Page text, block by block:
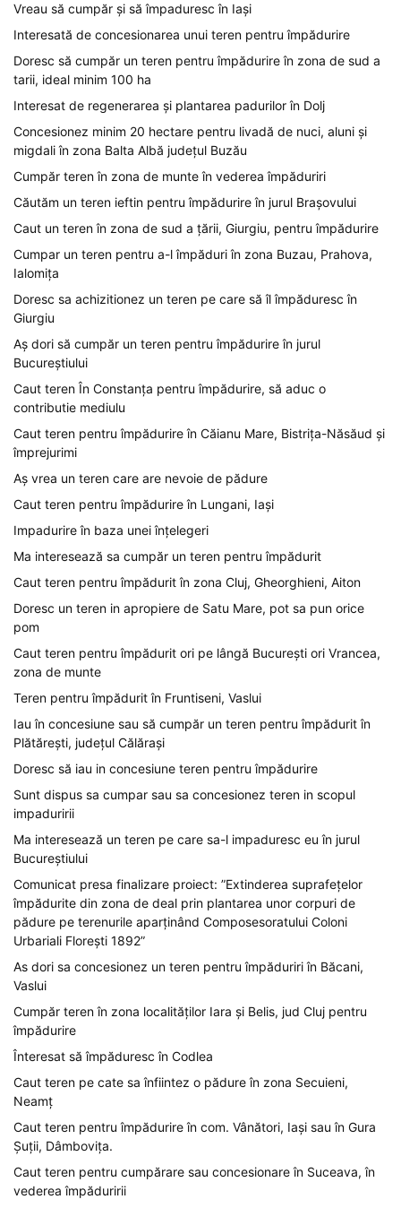
Vreau să cumpăr și să împaduresc în Iași
Interesată de concesionarea unui teren pentru împădurire
Doresc să cumpăr un teren pentru împădurire în zona de sud a
tarii, ideal minim 100 ha
Interesat de regenerarea și plantarea padurilor în Dolj
Concesionez minim 20 hectare pentru livadă de nuci, aluni și
migdali în zona Balta Albă județul Buzău
Cumpăr teren în zona de munte în vederea împăduriri
Căutăm un teren ieftin pentru împădurire în jurul Brașovului
Caut un teren în zona de sud a țării, Giurgiu, pentru împădurire
Cumpar un teren pentru a-l împăduri în zona Buzau, Prahova,
Ialomița
Doresc sa achizitionez un teren pe care să îl împăduresc în
Giurgiu
Aș dori să cumpăr un teren pentru împădurire în jurul
Bucureștiului
Caut teren În Constanța pentru împădurire, să aduc o
contributie mediulu
Caut teren pentru împădurire în Căianu Mare, Bistrița-Năsăud și
împrejurimi
Aș vrea un teren care are nevoie de pădure
Caut teren pentru împădurire în Lungani, Iași
Impadurire în baza unei înțelegeri
Ma interesează sa cumpăr un teren pentru împădurit
Caut teren pentru împădurit în zona Cluj, Gheorghieni, Aiton
Doresc un teren in apropiere de Satu Mare, pot sa pun orice
pom
Caut teren pentru împădurit ori pe lângă București ori Vrancea,
zona de munte
Teren pentru împădurit în Fruntiseni, Vaslui
Iau în concesiune sau să cumpăr un teren pentru împădurit în
Plătărești, județul Călărași
Doresc să iau in concesiune teren pentru împădurire
Sunt dispus sa cumpar sau sa concesionez teren in scopul
impaduririi
Ma interesează un teren pe care sa-l impaduresc eu în jurul
Bucureștiului
Comunicat presa finalizare proiect: ”Extinderea suprafețelor
împădurite din zona de deal prin plantarea unor corpuri de
pădure pe terenurile aparținând Composesoratului Coloni
Urbariali Florești 1892”
As dori sa concesionez un teren pentru împăduriri în Băcani,
Vaslui
Cumpăr teren în zona localităților Iara și Belis, jud Cluj pentru
împădurire
Înteresat să împăduresc în Codlea
Caut teren pe cate sa înfiintez o pădure în zona Secuieni,
Neamț
Caut teren pentru împădurire în com. Vânători, Iași sau în Gura
Șuții, Dâmbovița.
Caut teren pentru cumpărare sau concesionare în Suceava, în
vederea împăduririi